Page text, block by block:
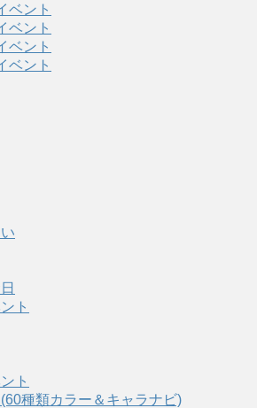
ベント
ベント
ベント
ベント
ト
ト
種類カラー＆キャラナビ)